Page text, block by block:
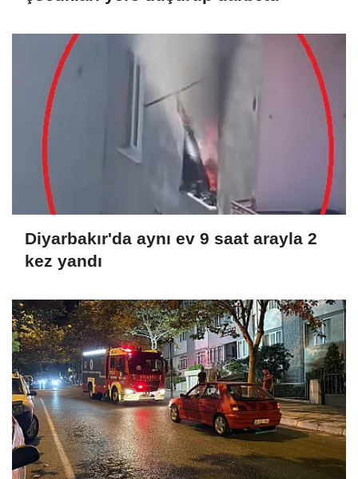
Diyarbakır'da aynı ev 9 saat arayla 2
kez yandı